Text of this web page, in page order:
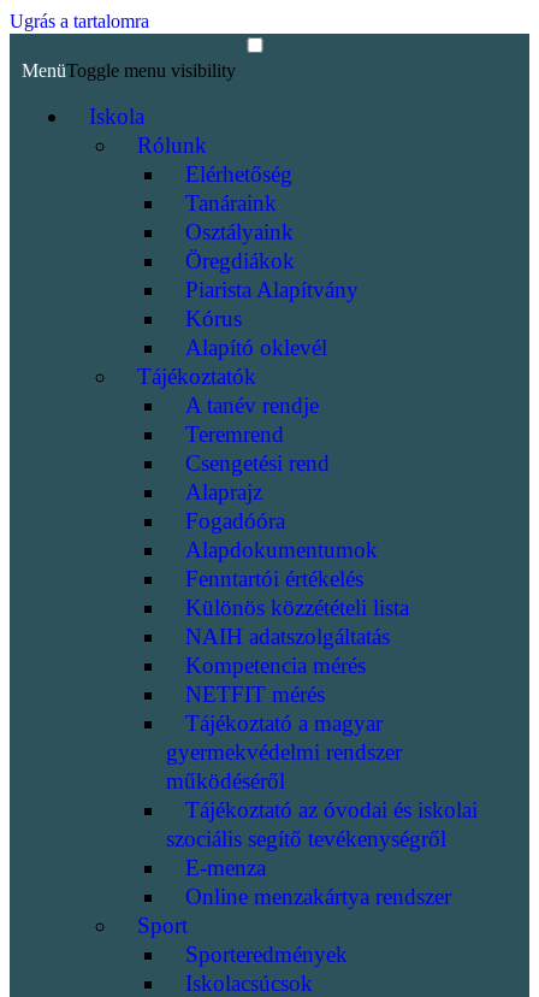
Ugrás a tartalomra
MenüToggle menu visibility
Iskola
Rólunk
Elérhetőség
Tanáraink
Osztályaink
Öregdiákok
Piarista Alapítvány
Kórus
Alapító oklevél
Tájékoztatók
A tanév rendje
Teremrend
Csengetési rend
Alaprajz
Fogadóóra
Alapdokumentumok
Fenntartói értékelés
Különös közzétételi lista
NAIH adatszolgáltatás
Kompetencia mérés
NETFIT mérés
Tájékoztató a magyar
gyermekvédelmi rendszer
működéséről
Tájékoztató az óvodai és iskolai
szociális segítő tevékenységről
E-menza
Online menzakártya rendszer
Sport
Sporteredmények
Iskolacsúcsok